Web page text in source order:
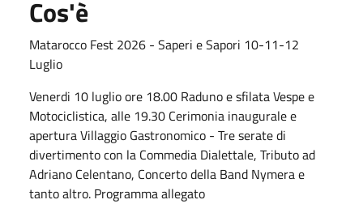
Cos'è
Matarocco Fest 2026 - Saperi e Sapori 10-11-12
Luglio
Venerdi 10 luglio ore 18.00 Raduno e sfilata Vespe e
Motociclistica, alle 19.30 Cerimonia inaugurale e
apertura Villaggio Gastronomico - Tre serate di
divertimento con la Commedia Dialettale, Tributo ad
Adriano Celentano, Concerto della Band Nymera e
tanto altro. Programma allegato